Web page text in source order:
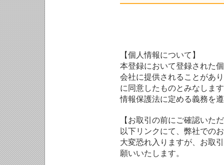
【個人情報について】
本登録において登録された
会社に提供されることがあ
に同意したものとみなしま
情報保護法に定める義務を
【お取引の前にご確認いた
以下リンクにて、弊社での
大変恐れ入りますが、お取
願いいたします。